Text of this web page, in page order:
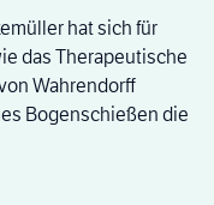
hat sich für
das Therapeutische
Wahrendorff
Bogenschießen die